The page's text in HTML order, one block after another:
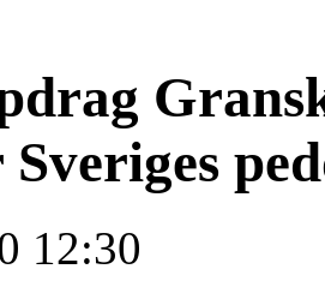
Sveriges
12:30